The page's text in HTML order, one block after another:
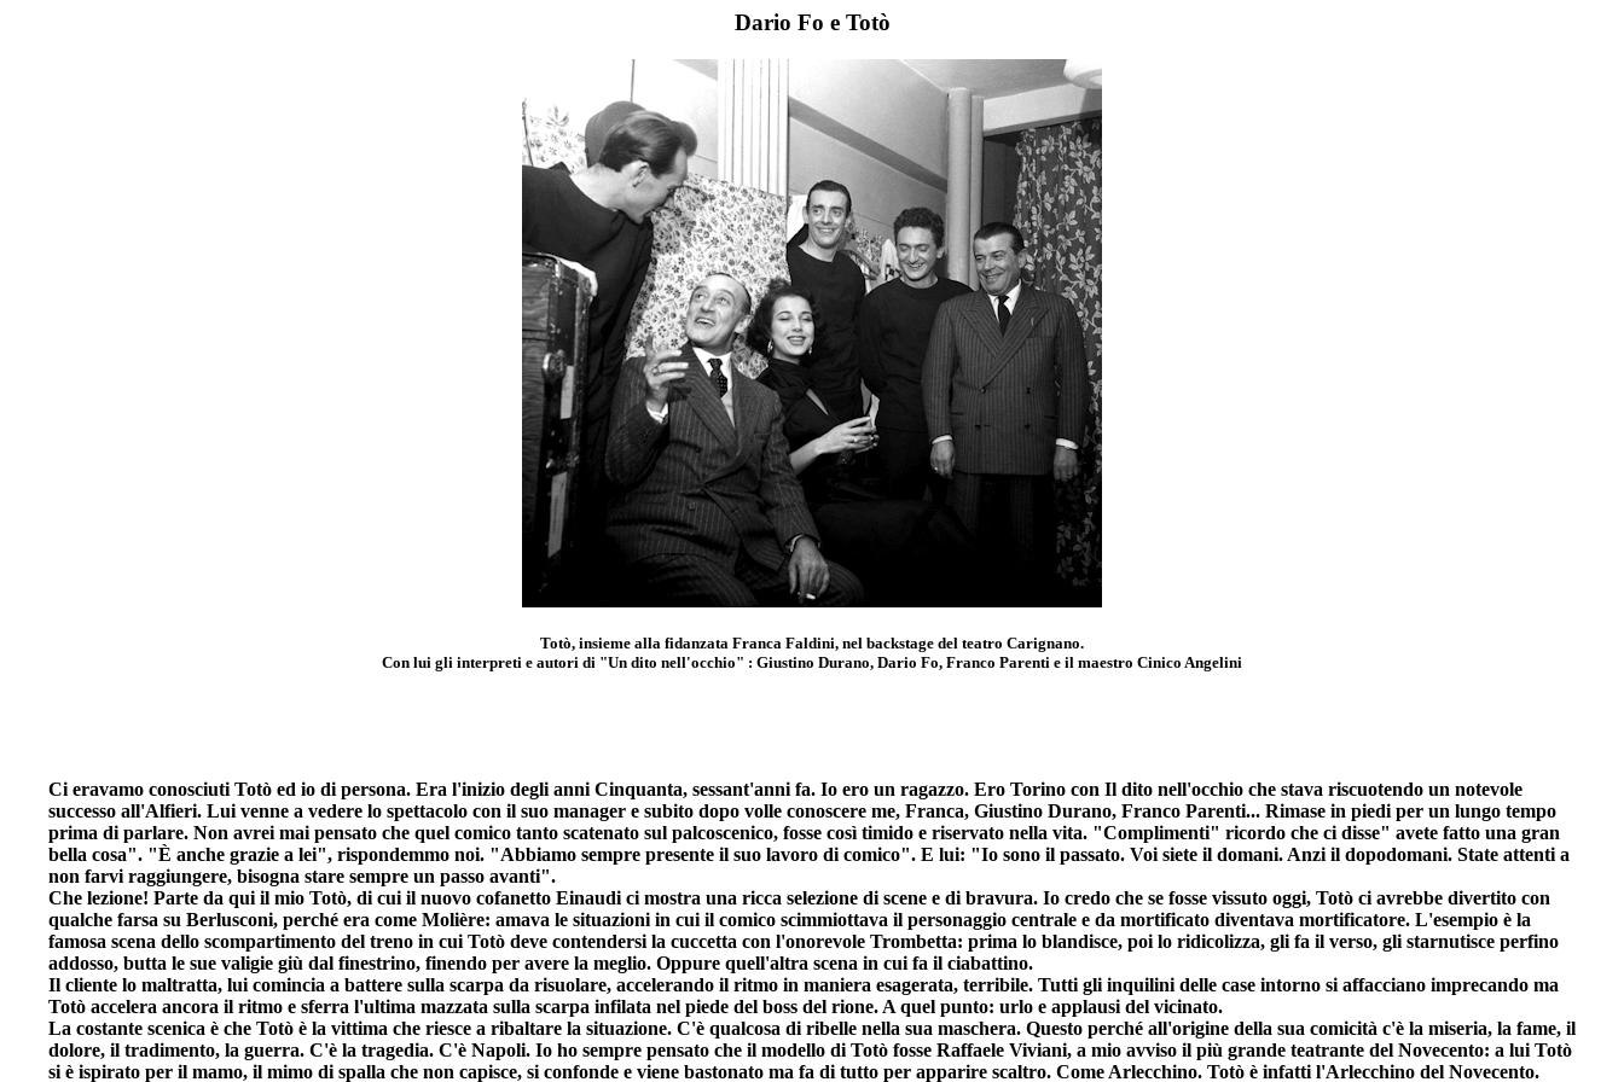
Dario Fo e Totò
Totò, insieme alla fidanzata Franca Faldini, nel backstage del teatro Carignano.
Con lui gli interpreti e autori di "Un dito nell'occhio" : Giustino Durano, Dario Fo, Franco Parenti e il maestro Cinico Angelini
Ci eravamo conosciuti Totò ed io di persona. Era l'inizio degli anni Cinquanta, sessant'anni fa. Io ero un ragazzo. Ero Torino con Il dito nell'occhio che stava riscuotendo un notevole
successo all'Alfieri. Lui venne a vedere lo spettacolo con il suo manager e subito dopo volle conoscere me, Franca, Giustino Durano, Franco Parenti... Rimase in piedi per un lungo tempo
prima di parlare. Non avrei mai pensato che quel comico tanto scatenato sul palcoscenico, fosse così timido e riservato nella vita. "Complimenti" ricordo che ci disse" avete fatto una gran
bella cosa". "È anche grazie a lei", rispondemmo noi. "Abbiamo sempre presente il suo lavoro di comico". E lui: "Io sono il passato. Voi siete il domani. Anzi il dopodomani. State attenti a
non farvi raggiungere, bisogna stare sempre un passo avanti".
Che lezione! Parte da qui il mio Totò, di cui il nuovo cofanetto Einaudi ci mostra una ricca selezione di scene e di bravura. Io credo che se fosse vissuto oggi, Totò ci avrebbe divertito con
qualche farsa su Berlusconi, perché era come Molière: amava le situazioni in cui il comico scimmiottava il personaggio centrale e da mortificato diventava mortificatore. L'esempio è la
famosa scena dello scompartimento del treno in cui Totò deve contendersi la cuccetta con l'onorevole Trombetta: prima lo blandisce, poi lo ridicolizza, gli fa il verso, gli starnutisce perfino
addosso, butta le sue valigie giù dal finestrino, finendo per avere la meglio. Oppure quell'altra scena in cui fa il ciabattino.
Il cliente lo maltratta, lui comincia a battere sulla scarpa da risuolare, accelerando il ritmo in maniera esagerata, terribile. Tutti gli inquilini delle case intorno si affacciano imprecando ma
Totò accelera ancora il ritmo e sferra l'ultima mazzata sulla scarpa infilata nel piede del boss del rione. A quel punto: urlo e applausi del vicinato.
La costante scenica è che Totò è la vittima che riesce a ribaltare la situazione. C'è qualcosa di ribelle nella sua maschera. Questo perché all'origine della sua comicità c'è la miseria, la fame, il
dolore, il tradimento, la guerra. C'è la tragedia. C'è Napoli. Io ho sempre pensato che il modello di Totò fosse Raffaele Viviani, a mio avviso il più grande teatrante del Novecento: a lui Totò
si è ispirato per il mamo, il mimo di spalla che non capisce, si confonde e viene bastonato ma fa di tutto per apparire scaltro. Come Arlecchino. Totò è infatti l'Arlecchino del Novecento.